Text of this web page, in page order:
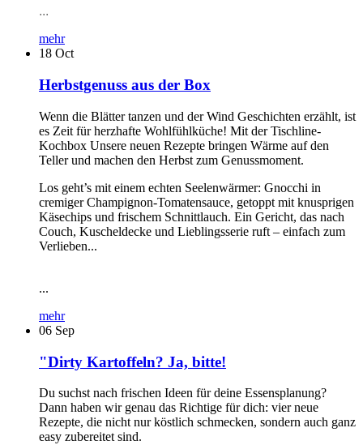
...
mehr
18 Oct
Herbstgenuss aus der Box
Wenn die Blätter tanzen und der Wind Geschichten erzählt, ist
es Zeit für herzhafte Wohlfühlküche! Mit der Tischline-
Kochbox Unsere neuen Rezepte bringen Wärme auf den
Teller und machen den Herbst zum Genussmoment.
Los geht’s mit einem echten Seelenwärmer: Gnocchi in
cremiger Champignon-Tomatensauce, getoppt mit knusprigen
Käsechips und frischem Schnittlauch. Ein Gericht, das nach
Couch, Kuscheldecke und Lieblingsserie ruft – einfach zum
Verlieben...
...
mehr
06 Sep
"Dirty Kartoffeln? Ja, bitte!
Du suchst nach frischen Ideen für deine Essensplanung?
Dann haben wir genau das Richtige für dich: vier neue
Rezepte, die nicht nur köstlich schmecken, sondern auch ganz
easy zubereitet sind.